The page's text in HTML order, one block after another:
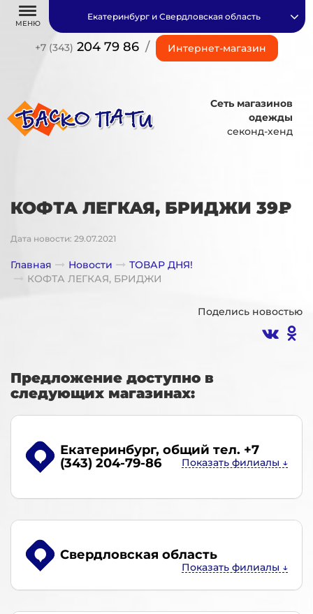
МЕНЮ
+7 (343) 204 79 86 / Интернет-магазин
Екатеринбург и Свердловская область
Сеть магазинов
одежды
секонд-хенд
КОФТА ЛЕГКАЯ, БРИДЖИ 39₽
Дата новости: 29.07.2021
Главная Новости
ТОВАР ДНЯ!
КОФТА ЛЕГКАЯ, БРИДЖИ
Поделись новостью
Предложение доступно в
следующих магазинах:
Екатеринбург, общий тел. +7
(343) 204-79-86
Свердловская область